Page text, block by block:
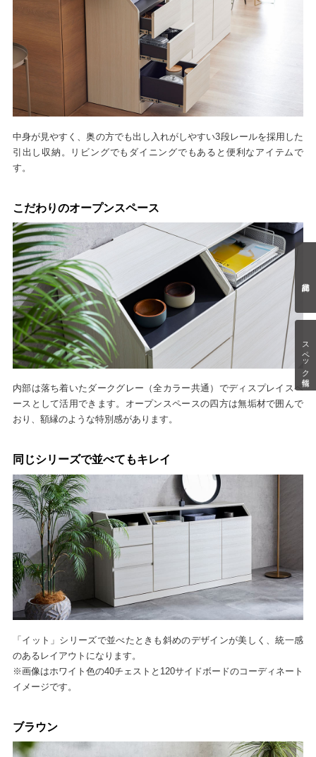
スペック情報
中身が見やすく、奥の方でも出し入れがしやすい3段レールを採用した
引出し収納。リビングでもダイニングでもあると便利なアイテムで
す。
こだわりのオープンスペース
内部は落ち着いたダークグレー（全カラー共通）でディスプレイスペ
ースとして活用できます。オープンスペースの四方は無垢材で囲んで
おり、額縁のような特別感があります。
同じシリーズで並べてもキレイ
「イット」シリーズで並べたときも斜めのデザインが美しく、統一感
のあるレイアウトになります。
※画像はホワイト色の40チェストと120サイドボードのコーディネート
イメージです。
ブラウン